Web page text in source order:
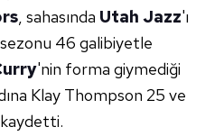
, sahasında Utah Jazz'ı
46 galibiyetle
'nin forma giymediği
Klay Thompson 25 ve
kaydetti.